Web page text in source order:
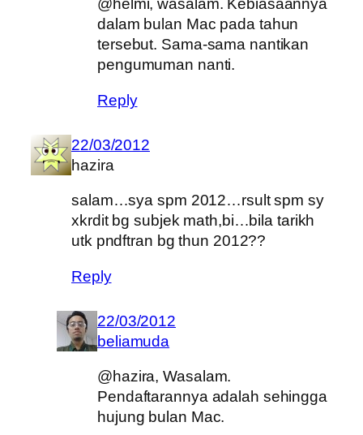
@helmi, wasalam. Kebiasaannya
dalam bulan Mac pada tahun
tersebut. Sama-sama nantikan
pengumuman nanti.
Reply
22/03/2012
hazira
salam…sya spm 2012…rsult spm sy
xkrdit bg subjek math,bi…bila tarikh
utk pndftran bg thun 2012??
Reply
22/03/2012
beliamuda
@hazira, Wasalam.
Pendaftarannya adalah sehingga
hujung bulan Mac.